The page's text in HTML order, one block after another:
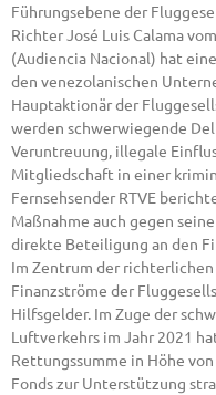
Führungsebene der
Richter José Luis Calama
(Audiencia Nacional) hat
den venezolanischen
Hauptaktionär der
werden schwerwiegende
Veruntreuung, illegale
Mitgliedschaft in einer
Fernsehsender RTVE
Maßnahme auch gegen
direkte Beteiligung an den
Im Zentrum der
Finanzströme der
Hilfsgelder. Im Zuge der
Luftverkehrs im Jahr 2021
Rettungssumme in Höhe
Fonds zur Unterstützung